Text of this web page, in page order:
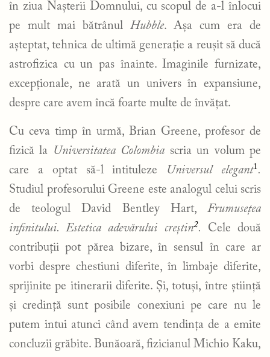
în ziua Nașterii Domnului, cu scopul de a-l înlocui
pe mult mai bătrânul Hubble. Așa cum era de
așteptat, tehnica de ultimă generație a reușit să ducă
astrofizica cu un pas înainte. Imaginile furnizate,
excepționale, ne arată un univers în expansiune,
despre care avem încă foarte multe de învățat.
Cu ceva timp în urmă, Brian Greene, profesor de
fizică la Universitatea Colombia scria un volum pe
care a optat să-l intituleze Universul elegant1.
Studiul profesorului Greene este analogul celui scris
de teologul David Bentley Hart, Frumusețea
infinitului. Estetica adevărului creștin2. Cele două
contribuții pot părea bizare, în sensul în care ar
vorbi despre chestiuni diferite, în limbaje diferite,
sprijinite pe itinerarii diferite. Și, totuși, între știință
și credință sunt posibile conexiuni pe care nu le
putem intui atunci când avem tendința de a emite
concluzii grăbite. Bunăoară, fizicianul Michio Kaku,